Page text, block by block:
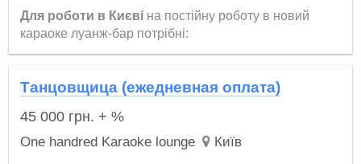
Для роботи в Києві на постійну роботу в новий
караоке луанж-бар потрібні:
Танцовщица (ежедневная оплата)
45 000 грн. + %
One handred Karaoke lounge Київ